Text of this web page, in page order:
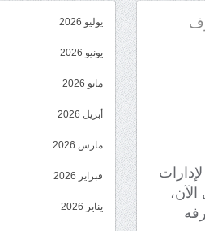
يوليو 2026
يونيو 2026
مايو 2026
أبريل 2026
مارس 2026
فبراير 2026
يناير 2026